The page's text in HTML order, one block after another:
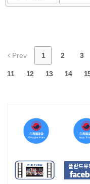
Prev 1 2 3
11 12 13 14